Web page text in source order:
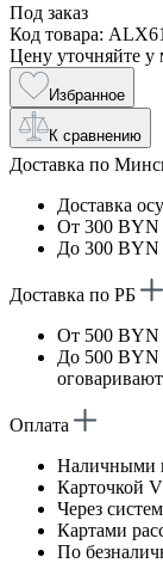
Под заказ
Код товара:
Цену уточняйте у
Избранное
К сравнению
Доставка по
Доставка
От 300
До 300 BYN
Доставка по РБ
От 500
До 500 BYN
Оплата
Наличными
Карточкой
Через
Картами
По